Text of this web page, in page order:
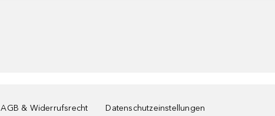
AGB & Widerrufsrecht Datenschutzeinstellungen